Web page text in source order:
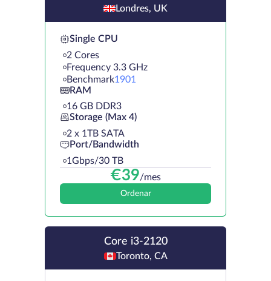
Londres, UK
Single CPU
2 Cores
Frequency 3.3 GHz
Benchmark1901
RAM
16 GB DDR3
Storage (Max 4)
2 х 1TB SATA
Port/Bandwidth
1Gbps/30 TB
€39/mes
Ordenar
Core i3-2120
Toronto, CA